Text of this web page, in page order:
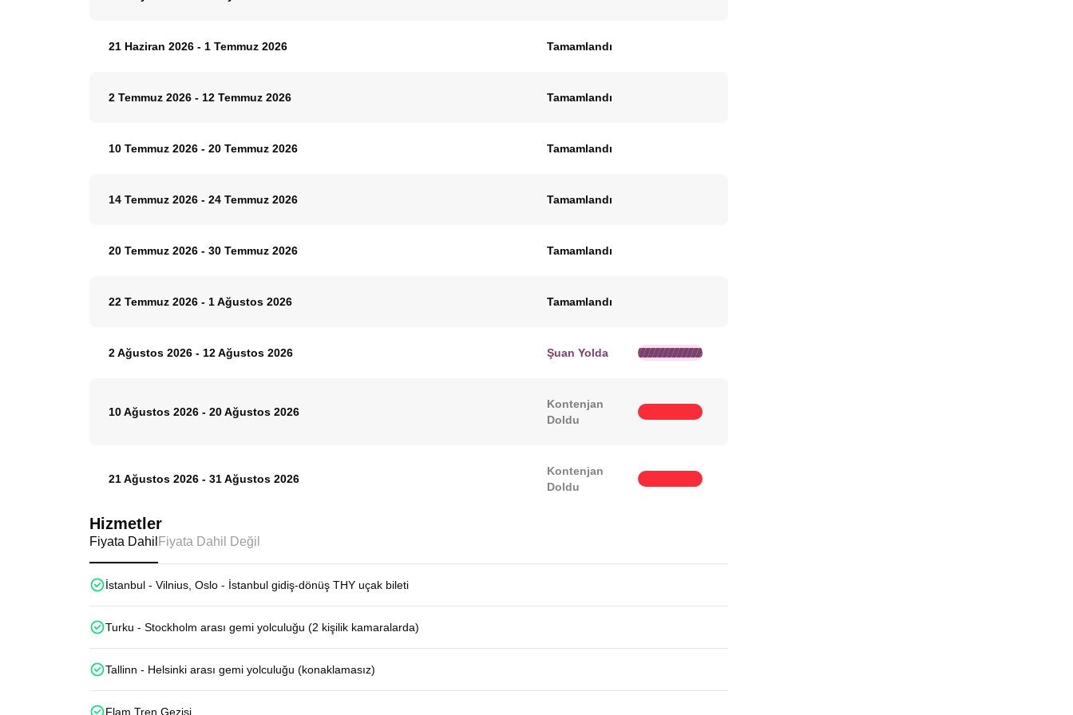
21 Haziran 2026 - 1 Temmuz 2026 Tamamlandı
2 Temmuz 2026 - 12 Temmuz 2026 Tamamlandı
10 Temmuz 2026 - 20 Temmuz 2026 Tamamlandı
14 Temmuz 2026 - 24 Temmuz 2026 Tamamlandı
20 Temmuz 2026 - 30 Temmuz 2026 Tamamlandı
22 Temmuz 2026 - 1 Ağustos 2026 Tamamlandı
2 Ağustos 2026 - 12 Ağustos 2026 Şuan Yolda
10 Ağustos 2026 - 20 Ağustos 2026
Kontenjan
Doldu
21 Ağustos 2026 - 31 Ağustos 2026
Kontenjan
Doldu
Hizmetler
Fiyata Dahil Fiyata Dahil Değil
İstanbul - Vilnius, Oslo - İstanbul gidiş-dönüş THY uçak bileti
Turku - Stockholm arası gemi yolculuğu (2 kişilik kamaralarda)
Tallinn - Helsinki arası gemi yolculuğu (konaklamasız)
Flam Tren Gezisi